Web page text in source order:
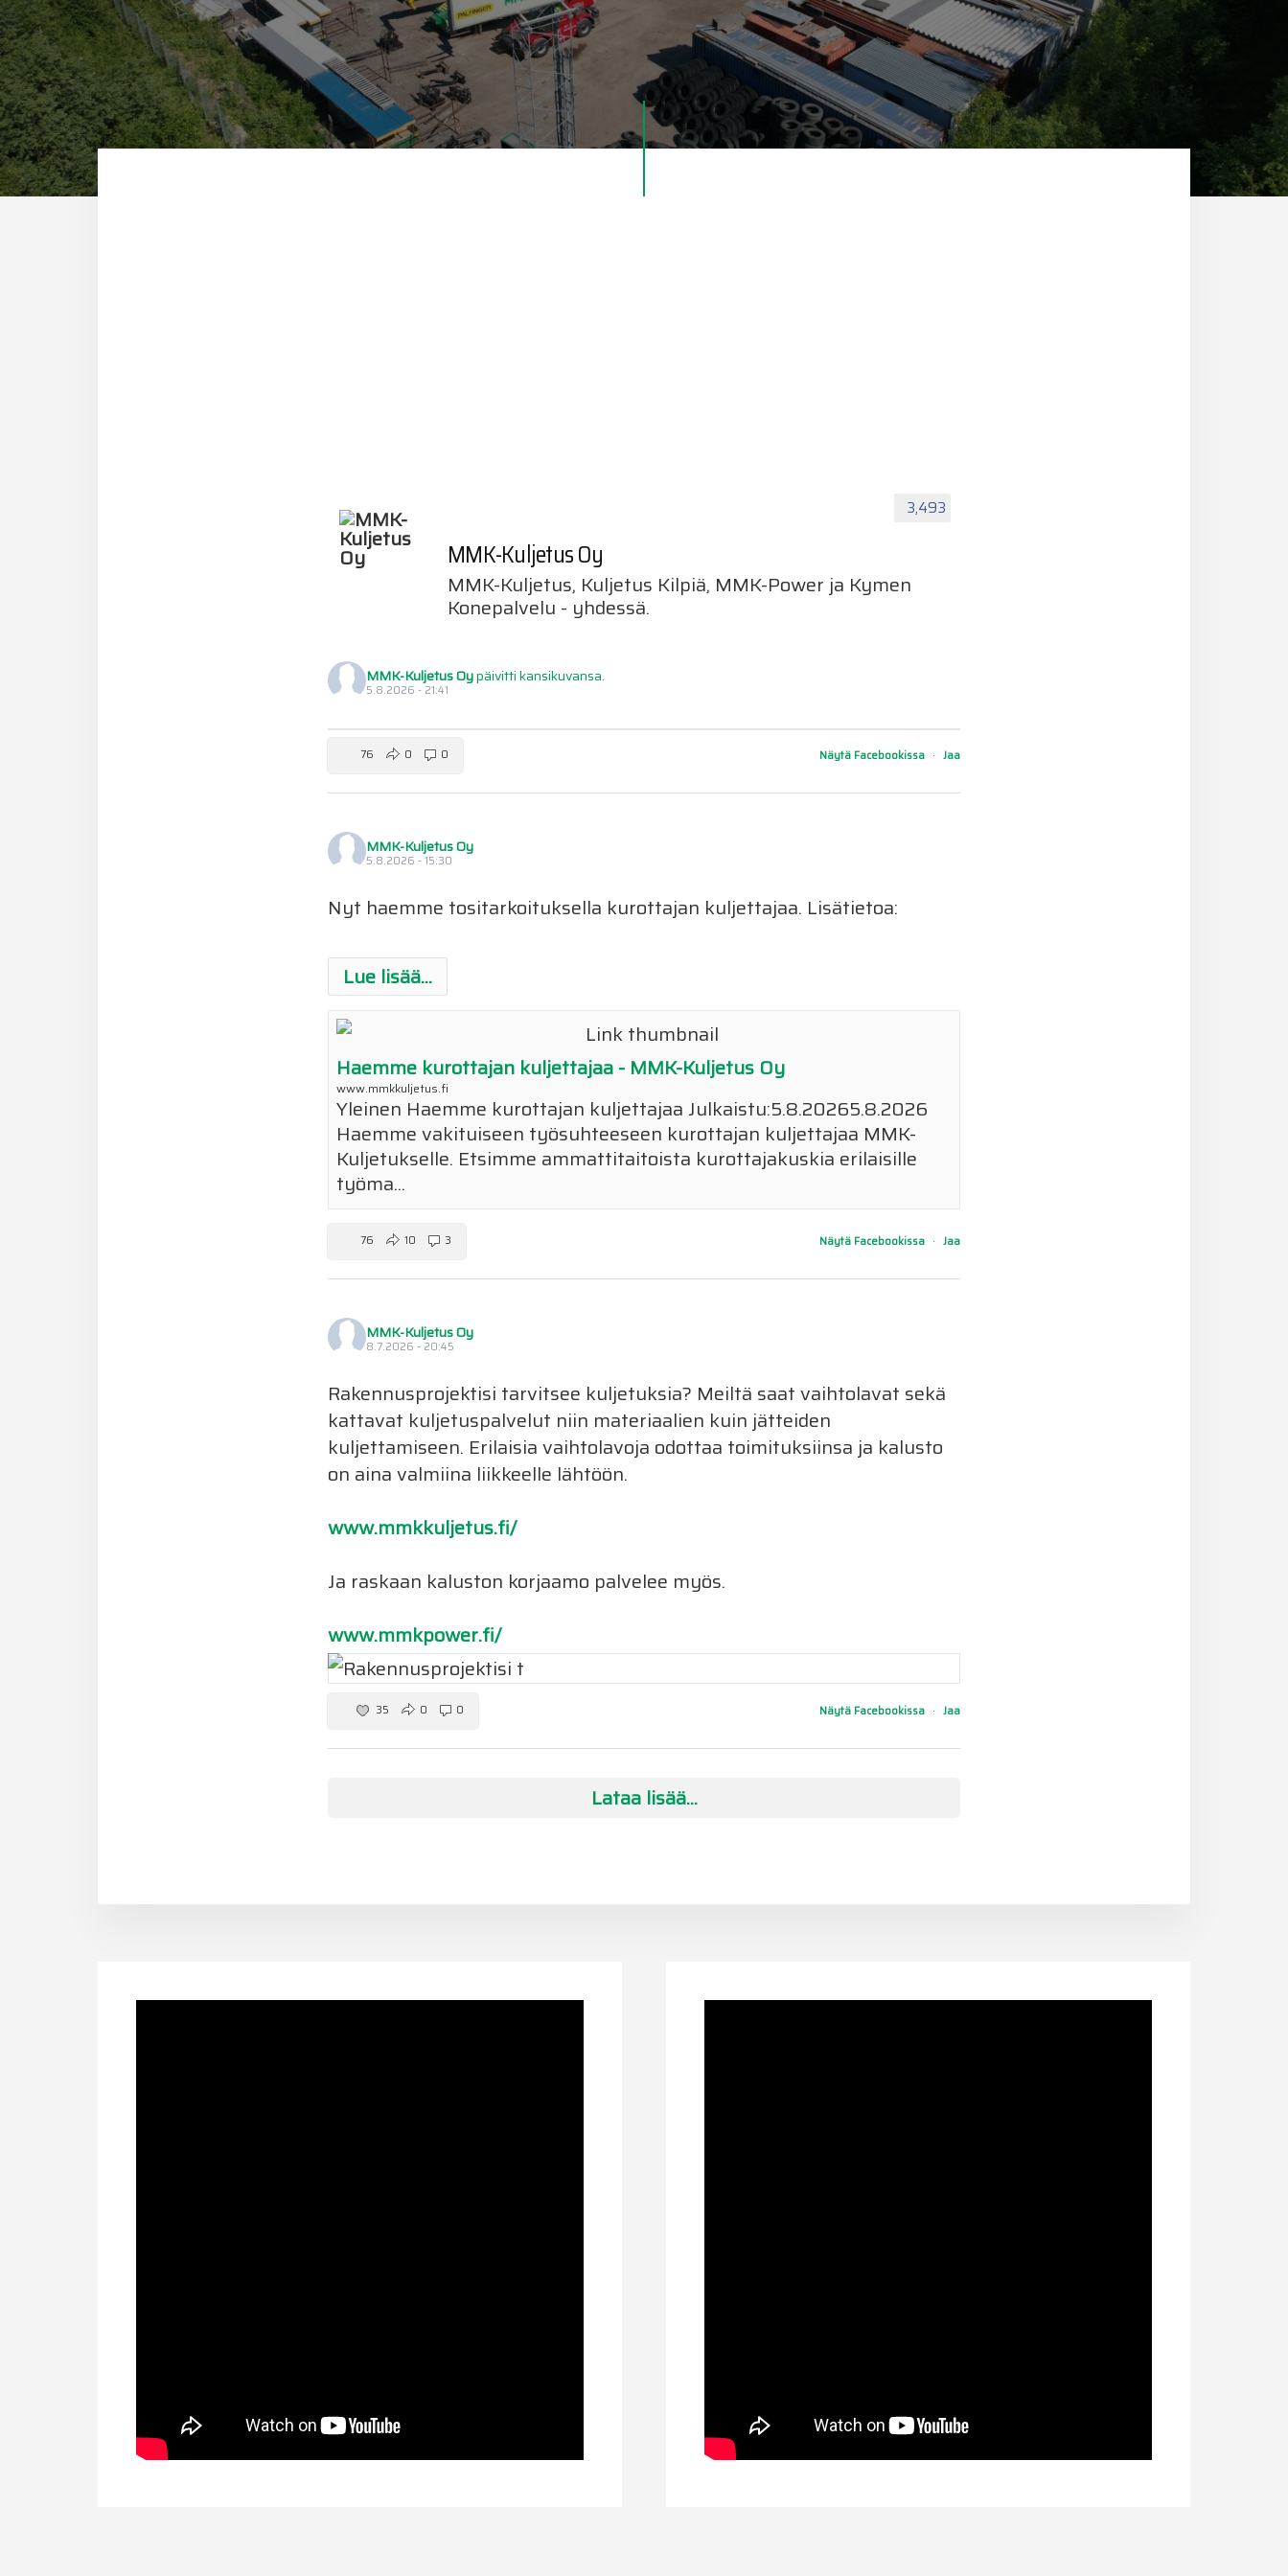
3,493
MMK-Kuljetus Oy
MMK-Kuljetus, Kuljetus Kilpiä, MMK-Power ja Kymen
Konepalvelu - yhdessä.
MMK-Kuljetus Oypäivitti kansikuvansa.
5.8.2026 - 21:41
Näytä Facebookissa · Jaa
76 0 0
MMK-Kuljetus Oy
5.8.2026 - 15:30
Nyt haemme tositarkoituksella kurottajan kuljettajaa. Lisätietoa:
Lue lisää...
Haemme kurottajan kuljettajaa - MMK-Kuljetus Oy
www.mmkkuljetus.fi
Yleinen Haemme kurottajan kuljettajaa Julkaistu:5.8.20265.8.2026
Haemme vakituiseen työsuhteeseen kurottajan kuljettajaa MMK-
Kuljetukselle. Etsimme ammattitaitoista kurottajakuskia erilaisille
työma...
Näytä Facebookissa · Jaa
76 10 3
MMK-Kuljetus Oy
8.7.2026 - 20:45
Rakennusprojektisi tarvitsee kuljetuksia? Meiltä saat vaihtolavat sekä
kattavat kuljetuspalvelut niin materiaalien kuin jätteiden
kuljettamiseen. Erilaisia vaihtolavoja odottaa toimituksiinsa ja kalusto
on aina valmiina liikkeelle lähtöön.
www.mmkkuljetus.fi/
Ja raskaan kaluston korjaamo palvelee myös.
www.mmkpower.fi/
Näytä Facebookissa · Jaa
35 0 0
Lataa lisää...